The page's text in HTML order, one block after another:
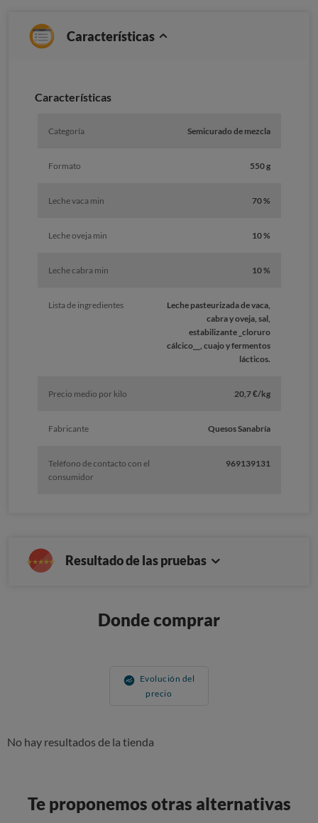
Características
Características
Categoría Semicurado de mezcla
Formato 550 g
Leche vaca min 70 %
Leche oveja min 10 %
Leche cabra min 10 %
Lista de ingredientes
Leche pasteurizada de vaca,
cabra y oveja, sal,
estabilizante _cloruro
cálcico__, cuajo y fermentos
lácticos.
Precio medio por kilo 20,7 €/kg
Fabricante Quesos Sanabría
Teléfono de contacto con el
consumidor
969139131
Resultado de las pruebas
Donde comprar
Evolución del
precio
No hay resultados de la tienda
Te proponemos otras alternativas